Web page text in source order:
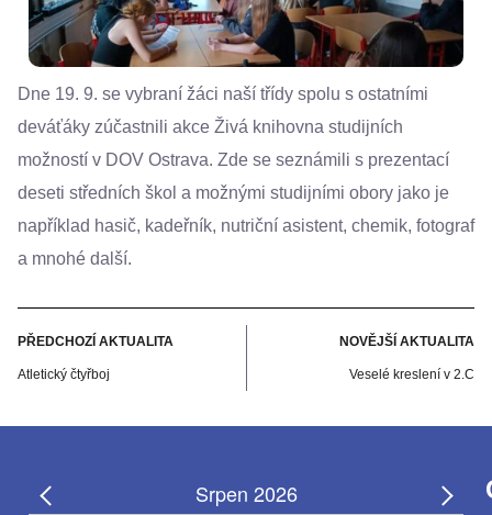
Dne 19. 9. se vybraní žáci naší třídy spolu s ostatními
deváťáky zúčastnili akce Živá knihovna studijních
možností v DOV Ostrava. Zde se seznámili s prezentací
deseti středních škol a možnými studijními obory jako je
například hasič, kadeřník, nutriční asistent, chemik, fotograf
a mnohé další.
PŘEDCHOZÍ AKTUALITA
Atletický čtyřboj
NOVĚJŠÍ AKTUALITA
Veselé kreslení v 2.C
Srpen 2026